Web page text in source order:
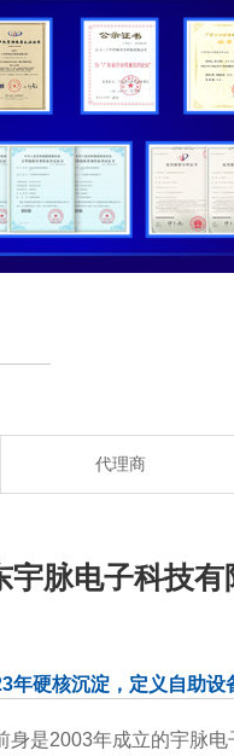
代理商
宇脉电子科技有
年硬核沉淀，定义自助设
身是2003年成立的宇脉